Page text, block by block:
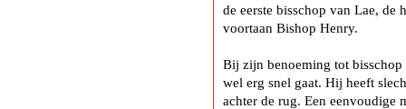
de eerste bisschop van Lae,
voortaan Bishop Henry.
Bij zijn benoeming tot
wel erg snel gaat. Hij heeft
achter de rug. Een eenvoudige